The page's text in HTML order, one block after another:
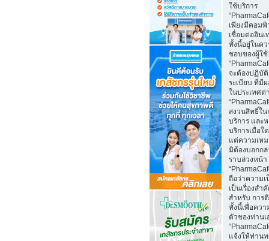
ใช้บริการ
เพียงมีคอมพิ
เชื่อมต่ออินเ
ทั้งนี้อยู่ในค
ชอบของผู้ใช้
จะต้องปฏิบั
ระเบียบ ที่มี
ในประเทศต่
สงวนสิทธิ์ใน
บริการ และ
บริการเมื่อใ
แต่ความเห
มิต้องบอกก
ราบล่วงหน้า
ถือว่าความ
เป็นเรื่องสำ
สำหรับ การ
ทั้งนี้เพื่อควา
ตัวของท่านเ
แจ้งให้ท่าน